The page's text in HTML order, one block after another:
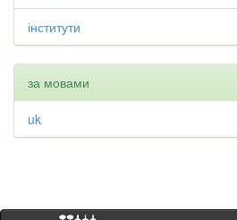
інститути
за мовами
uk